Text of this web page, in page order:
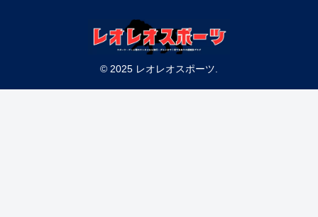
© 2025 レオレオスポーツ.